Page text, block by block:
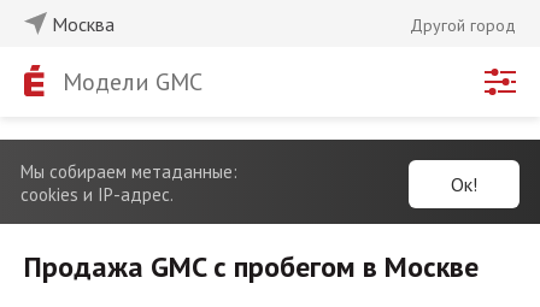
Москва Другой город
Модели GMC
Мы собираем метаданные:
cookies и IP-адрес.
Ок!
Продажа GMC с пробегом в Москве